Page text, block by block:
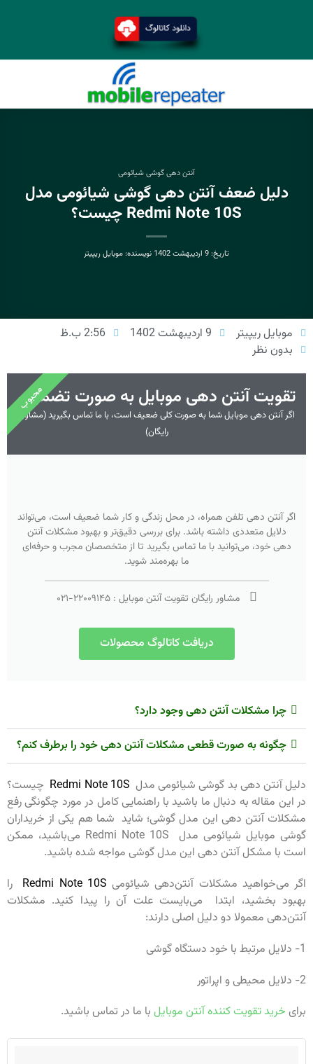
آنتن دهی گوشی شیائومی
دلیل ضعف آنتن دهی گوشی شیائومی مدل
Redmi Note 10S چیست؟
تاریخ:9 اردیبهشت 1402 نویسنده:موبایل ریپیتر
موبایل ریپیتر 9 اردیبهشت 1402
2:56 ب.ظ
بدون نظر
تقویت آنتن دهی موبایل به صورت تضمینی
اگر آنتن دهی موبایل شما به صورت کلی ضعیف است، با ما تماس بگیرید (مشاوره
رایگان)
اگر آنتن دهی تلفن همراه، در محل زندگی و کار شما ضعیف است، می‌تواند
دلایل متعددی داشته باشد. برای بررسی دقیق‌تر و بهبود مشکلات آنتن
دهی خود، می‌توانید با ما تماس بگیرید تا از متخصصان مجرب و حرفه‌ای
ما بهره‌مند شوید.
مشاور رایگان تقویت آنتن موبایل :۲۲۰۰۹۱۴۵-۰۲۱
دریافت کاتالوگ محصولات
محبوب
چرا مشکلات آنتن دهی وجود دارد؟
چگونه به صورت قطعی مشکلات آنتن دهی خود را برطرف کنم؟
دلیل آنتن دهی بد گوشی شیائومی مدل Redmi Note 10S چیست؟
در این مقاله به دنبال ما باشید با راهنمایی کامل در مورد چگونگی رفع
مشکلات آنتن دهی این مدل گوشی؛ شاید شما هم یکی از خریداران
گوشی موبایل شیائومی مدل Redmi Note 10S می‌باشید، ممکن
است با مشکل آنتن دهی این مدل گوشی مواجه شده باشید.
اگر می‌خواهید مشکلات آنتن‌دهی شیائومی Redmi Note 10S را
بهبود بخشید، ابتدا می‌بایست علت آن را پیدا کنید. مشکلات
آنتن‌دهی معمولا دو دلیل اصلی دارند:
1- دلایل مرتبط با خود دستگاه گوشی
2- دلایل محیطی و اپراتور
برای خرید تقویت کننده آنتن موبایل با ما در تماس باشید.